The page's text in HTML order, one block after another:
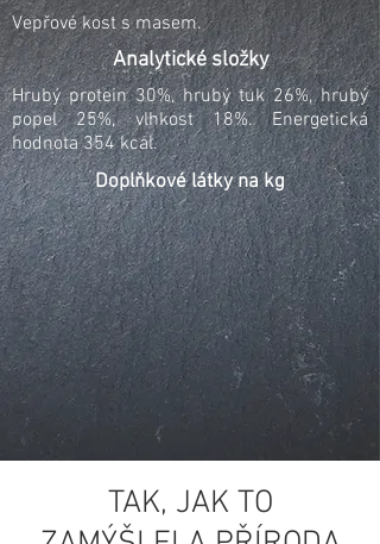
Vepřové kost s masem.
Analytické složky
Hrubý protein 30%, hrubý tuk 26%, hrubý
popel 25%, vlhkost 18%. Energetická
hodnota 354 kcal.
Doplňkové látky na kg
TAK, JAK TO